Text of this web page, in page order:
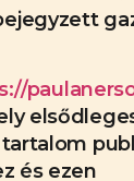
és ezen